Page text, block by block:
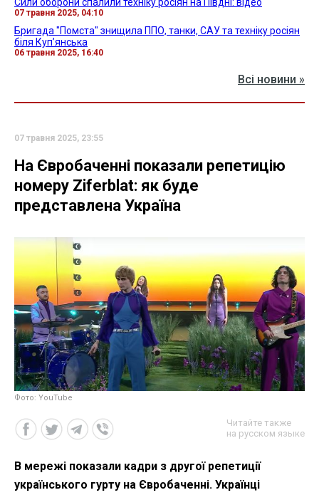
Сили оборони спалили техніку росіян на Півдні: відео
07 травня 2025, 04:10
Бригада "Помста" знищила ППО, танки, САУ та техніку росіян
біля Куп’янська
06 травня 2025, 16:40
Всі новини »
07 травня 2025, 23:55
На Євробаченні показали репетицію
номеру Ziferblat: як буде
представлена Україна
Фото: YouTube
Читайте также
на русском языке
В мережі показали кадри з другої репетиції
українського гурту на Євробаченні. Українці